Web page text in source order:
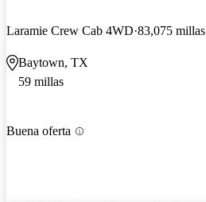
Laramie Crew Cab 4WD 83,075 millas
Baytown, TX
59 millas
Buena oferta